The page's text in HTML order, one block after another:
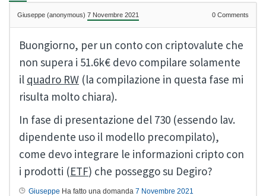
Giuseppe (anonymous) 7 Novembre 2021 0 Comments
Buongiorno, per un conto con criptovalute che
non supera i 51.6k€ devo compilare solamente
il quadro RW (la compilazione in questa fase mi
risulta molto chiara).
In fase di presentazione del 730 (essendo lav.
dipendente uso il modello precompilato),
come devo integrare le informazioni cripto con
i prodotti (ETF) che posseggo su Degiro?
Giuseppe Ha fatto una domanda 7 Novembre 2021